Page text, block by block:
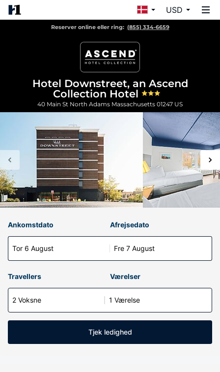
USD
Reserver online eller ring: (855) 334-6659
Hotel Downstreet, an Ascend
Collection Hotel
40 Main St North Adams Massachusetts 01247 US
Ankomstdato
Tor 6 August
Afrejsedato
Fre 7 August
Travellers Værelser
2 Voksne 1 Værelse
Tjek ledighed